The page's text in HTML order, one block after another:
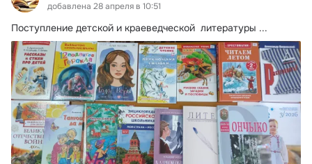
добавлена 28 апреля в 10:51
Поступление детской и краеведческой  литературы ...